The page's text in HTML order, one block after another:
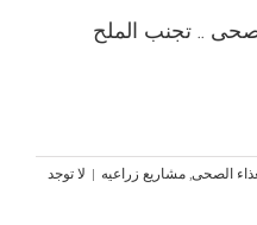
.. تجنب الملح
الصحى مشاريع زراعيه | لا توجد